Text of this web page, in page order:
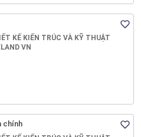
KẾ KIẾN TRÚC VÀ KỸ THUẬT
VN
chính